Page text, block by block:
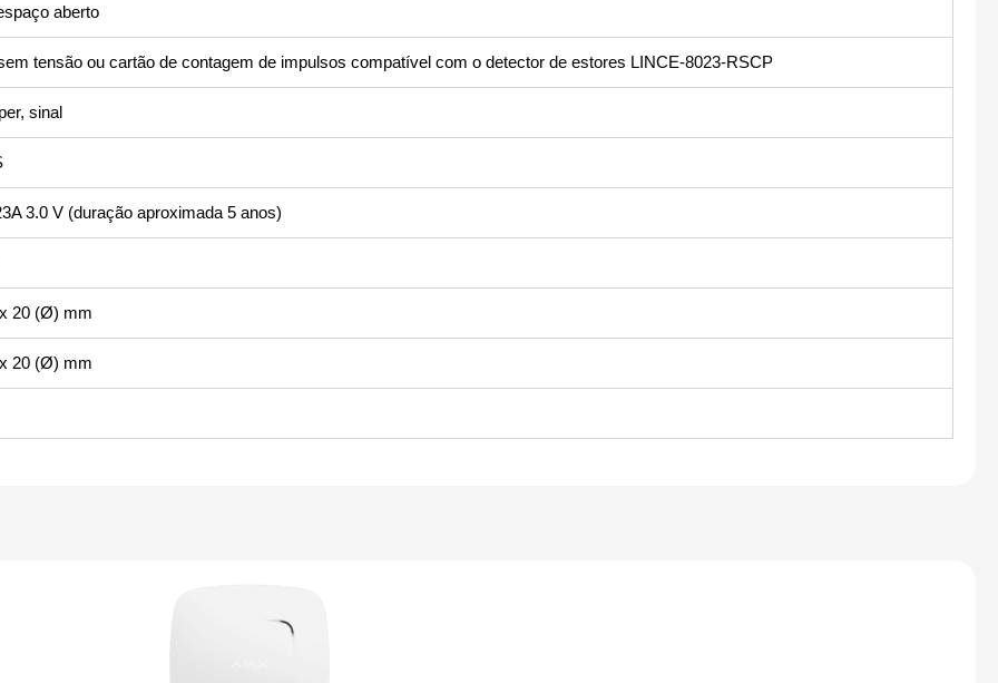
aberto
tensão ou cartão de contagem de impulsos compatível com o detector de estores LINCE-8023-RSCP
sinal
3.0 V (duração aproximada 5 anos)
20 (Ø) mm
20 (Ø) mm